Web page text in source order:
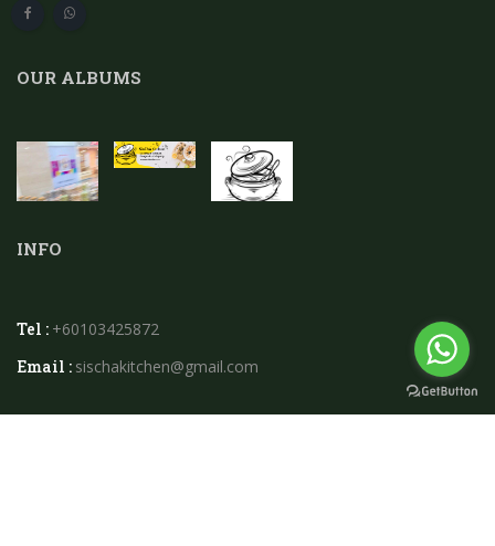
OUR ALBUMS
INFO
Tel : +60103425872
Email : sischakitchen@gmail.com